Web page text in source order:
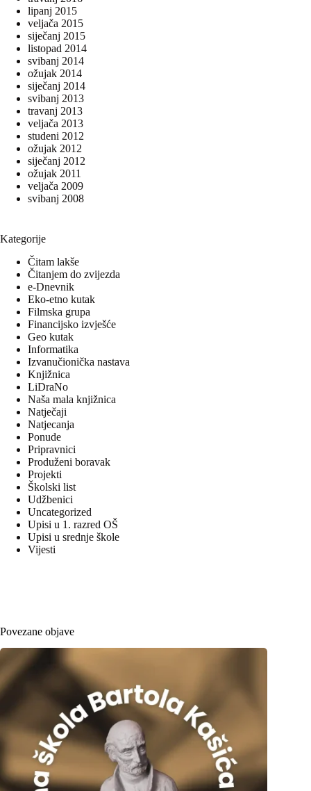
lipanj 2015
veljača 2015
siječanj 2015
listopad 2014
svibanj 2014
ožujak 2014
siječanj 2014
svibanj 2013
travanj 2013
veljača 2013
studeni 2012
ožujak 2012
siječanj 2012
ožujak 2011
veljača 2009
svibanj 2008
Kategorije
Čitam lakše
Čitanjem do zvijezda
e-Dnevnik
Eko-etno kutak
Filmska grupa
Financijsko izvješće
Geo kutak
Informatika
Izvanučionička nastava
Knjižnica
LiDraNo
Naša mala knjižnica
Natječaji
Natjecanja
Ponude
Pripravnici
Produženi boravak
Projekti
Školski list
Udžbenici
Uncategorized
Upisi u 1. razred OŠ
Upisi u srednje škole
Vijesti
Povezane objave